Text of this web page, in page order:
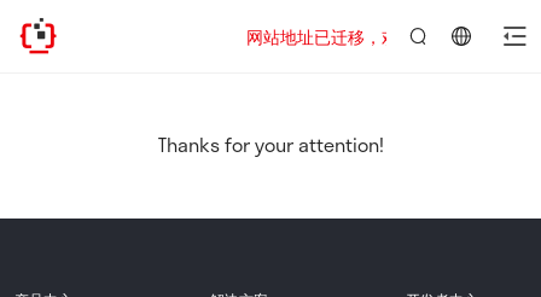
网站地址已迁移，欢迎访问新址：
Thanks for your attention!